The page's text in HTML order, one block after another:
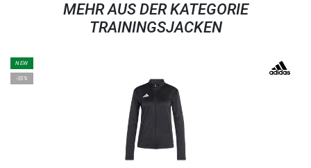
MEHR AUS DER KATEGORIE
TRAININGSJACKEN
NEW
-35%